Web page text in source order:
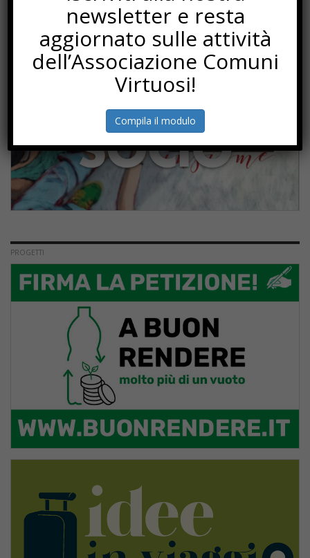
SOTTOSCRIZIONI
PROGETTI
newsletter e resta
aggiornato sulle attività
dell’Associazione Comuni
Virtuosi!
Compila il modulo